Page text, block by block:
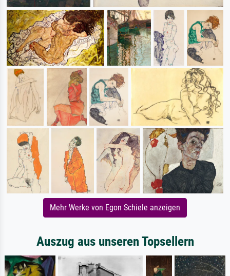
Mehr Werke von Egon Schiele anzeigen
Auszug aus unseren Topsellern